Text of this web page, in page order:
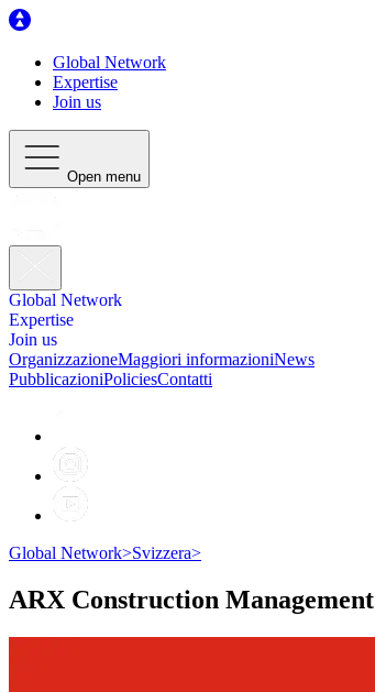
Global Network
Expertise
Join us
Open menu
Global Network
Expertise
Join us
OrganizzazioneMaggiori informazioniNews
PubblicazioniPoliciesContatti
Global Network>Svizzera>
ARX Construction Management